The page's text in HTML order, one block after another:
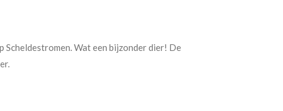
Wat een bijzonder dier! De